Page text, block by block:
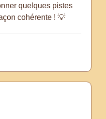
quelques pistes
cohérente ! 💡